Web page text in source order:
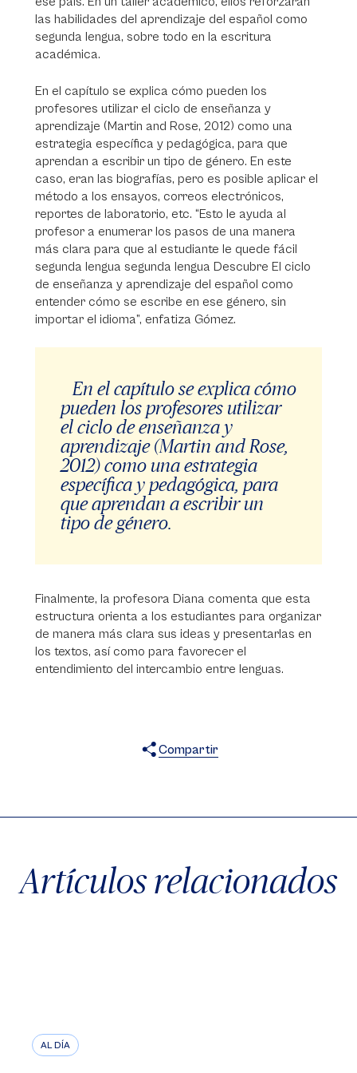
las habilidades del aprendizaje del español como
segunda lengua, sobre todo en la escritura
académica.
En el capítulo se explica cómo pueden los
profesores utilizar el ciclo de enseñanza y
aprendizaje (Martin and Rose, 2012) como una
estrategia específica y pedagógica, para que
aprendan a escribir un tipo de género. En este
caso, eran las biografías, pero es posible aplicar el
método a los ensayos, correos electrónicos,
reportes de laboratorio, etc. “Esto le ayuda al
profesor a enumerar los pasos de una manera
más clara para que al estudiante le quede fácil
segunda lengua segunda lengua Descubre El ciclo
de enseñanza y aprendizaje del español como
entender cómo se escribe en ese género, sin
importar el idioma”, enfatiza Gómez.
En el capítulo se explica cómo
pueden los profesores utilizar
el ciclo de enseñanza y
aprendizaje (Martin and Rose,
2012) como una estrategia
específica y pedagógica, para
que aprendan a escribir un
tipo de género.
Finalmente, la profesora Diana comenta que esta
estructura orienta a los estudiantes para organizar
de manera más clara sus ideas y presentarlas en
los textos, así como para favorecer el
entendimiento del intercambio entre lenguas.
Compartir
Artículos relacionados
AL DÍA